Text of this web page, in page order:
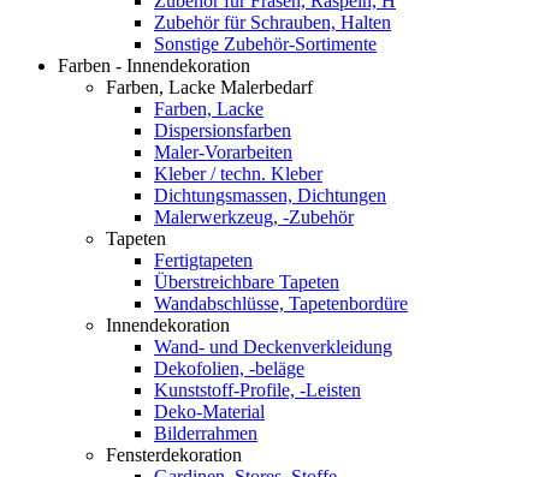
Zubehör für Schrauben, Halten
Sonstige Zubehör-Sortimente
Farben - Innendekoration
Farben, Lacke Malerbedarf
Farben, Lacke
Dispersionsfarben
Maler-Vorarbeiten
Kleber / techn. Kleber
Dichtungsmassen, Dichtungen
Malerwerkzeug, -Zubehör
Tapeten
Fertigtapeten
Überstreichbare Tapeten
Wandabschlüsse, Tapetenbordüre
Innendekoration
Wand- und Deckenverkleidung
Dekofolien, -beläge
Kunststoff-Profile, -Leisten
Deko-Material
Bilderrahmen
Fensterdekoration